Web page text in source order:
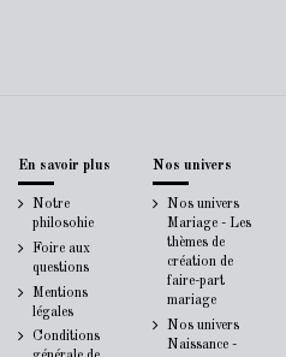
En savoir plus
Notre
philosohie
Foire aux
questions
Mentions
légales
Conditions
Nos univers
Nos univers
Mariage - Les
thèmes de
création de
faire-part
mariage
Nos univers
Naissance -